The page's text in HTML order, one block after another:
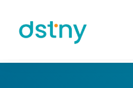
Skip to content